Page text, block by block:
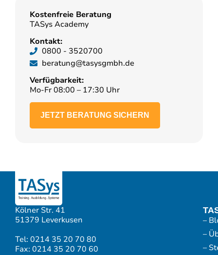
Kostenfreie Beratung
TASys Academy
Kontakt:
0800 - 3520700
beratung@tasysgmbh.de
Verfügbarkeit:
Mo-Fr 08:00 – 17:30 Uhr
JETZT BERATUNG SICHERN
Kölner Str. 41
51379 Leverkusen
Tel: 0214 35 20 70 80
Fax: 0214 35 20 70 60
–
–
–